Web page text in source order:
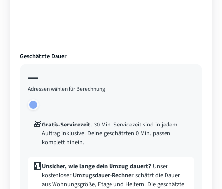
Geschätzte Dauer
—
Adressen wählen für Berechnung
🎁Gratis-Servicezeit. 30 Min. Servicezeit sind in jedem
Auftrag inklusive. Deine geschätzten 0 Min. passen
komplett hinein.
🧮Unsicher, wie lange dein Umzug dauert? Unser
kostenloserUmzugsdauer-Rechnerschätzt die Dauer
aus Wohnungsgröße, Etage und Helfern. Die geschätzte